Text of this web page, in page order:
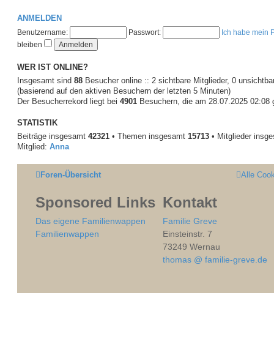
a
s
e
B
i
t
r
a
g
ANMELDEN
Benutzername:
Passwort:
Ich habe mein
bleiben
WER IST ONLINE?
Insgesamt sind 88 Besucher online :: 2 sichtbare Mitglieder, 0
(basierend auf den aktiven Besuchern der letzten 5 Minuten)
Der Besucherrekord liegt bei 4901 Besuchern, die am 28.07.2025 02:08
STATISTIK
Beiträge insgesamt 42321 • Themen insgesamt 15713 • Mitglieder
Mitglied: Anna
Foren-Übersicht Alle
Sponsored Links
Das eigene Familienwappen
Familienwappen
Kontakt
Familie Greve
Einsteinstr. 7
73249 Wernau
thomas @ familie-greve.de